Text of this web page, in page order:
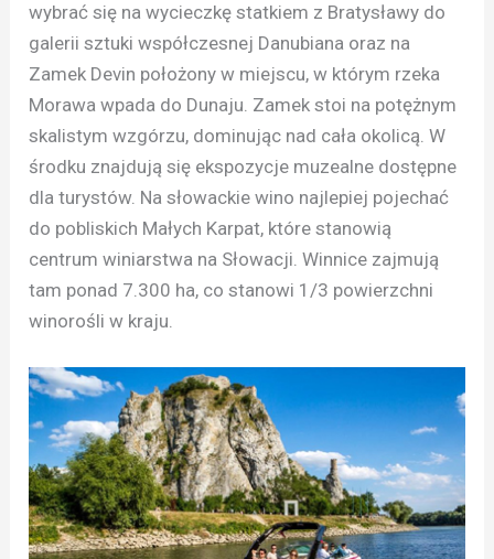
wybrać się na wycieczkę statkiem z Bratysławy do
galerii sztuki współczesnej Danubiana oraz na
Zamek Devin położony w miejscu, w którym rzeka
Morawa wpada do Dunaju. Zamek stoi na potężnym
skalistym wzgórzu, dominując nad cała okolicą. W
środku znajdują się ekspozycje muzealne dostępne
dla turystów. Na słowackie wino najlepiej pojechać
do pobliskich Małych Karpat, które stanowią
centrum winiarstwa na Słowacji. Winnice zajmują
tam ponad 7.300 ha, co stanowi 1/3 powierzchni
winorośli w kraju.